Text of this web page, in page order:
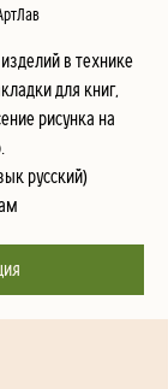
в технике
для книг,
рисунка на
русский)